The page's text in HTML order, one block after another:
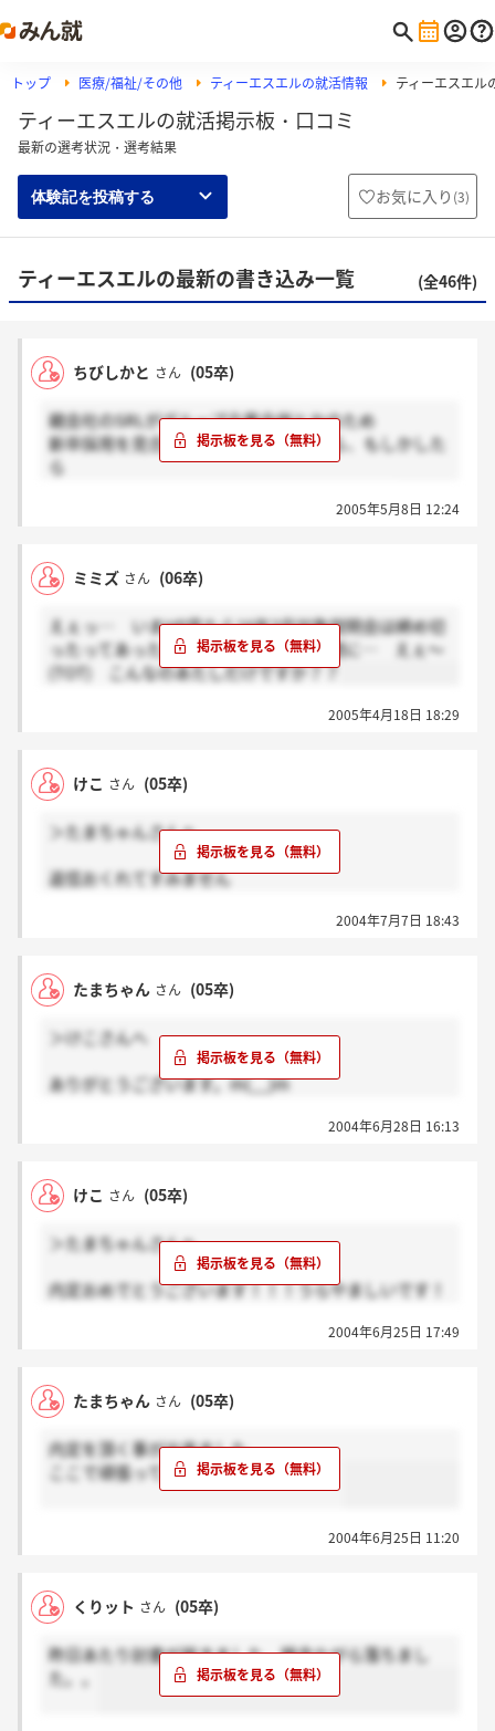
トップ 医療/福祉/その他 ティーエスエルの就活情報 ティーエスエル
ティーエスエルの就活掲示板・口コミ
最新の選考状況・選考結果
体験記を投稿する お気に入り (3)
ティーエスエルの最新の書き込み一覧 (全46件)
ちびしかと さん (05卒)
親会社のSRLがグループ企業合併とかのため
新卒採用を見合わせると書いてあるから、もしかした
ら
2005年5月8日 12:24
ミミズ さん (06卒)
えぇっ… いまHP見たら16年3月対象説明会は締め切
ったってあったんですけど… いつの間に… えぇ～
(TOT) こんなのあたしだけですか？？
2005年4月18日 18:29
けこ さん (05卒)
＞たまちゃんさんへ
返信おくれてすみません
いました
すみません！
おめでとうございます！がんばって下さいね☆
2004年7月7日 18:43
たまちゃん さん (05卒)
＞けこさんへ
ありがとうございます。m(__)m
同じHNの人が、他社板にいるって事なのでしょう
か・・・？
2004年6月28日 16:13
けこ さん (05卒)
＞たまちゃんさんへ
内定おめでとうございます！！！うらやましいです！
私もここの面接受けたのですが残念ながらだめでし
同業他社でがんばります。
2004年6月25日 17:49
たまちゃん さん (05卒)
内定を頂く事が出来ました。
ここで頑張ってみたいと思っています。
2004年6月25日 11:20
くりット さん (05卒)
昨日あたり封書が届きました。残念ながら落ちまし
た。。